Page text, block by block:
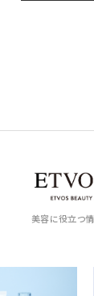
美容に役立つ